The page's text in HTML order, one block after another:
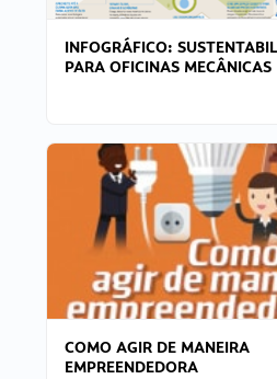
INFOGRÁFICO:
PARA OFICINAS MECÂNICAS
COMO AGIR DE MANEIRA
EMPREENDEDORA